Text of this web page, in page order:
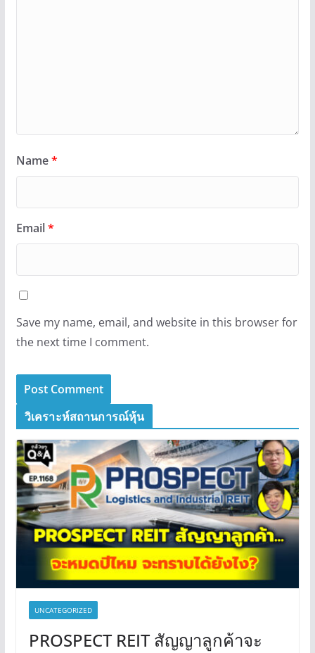
Name*
Email*
Save my name, email, and website in this browser for
the next time I comment.
วิเคราะห์สถานการณ์หุ้น
UNCATEGORIZED
PROSPECT REIT สัญญาลูกค้าจะ